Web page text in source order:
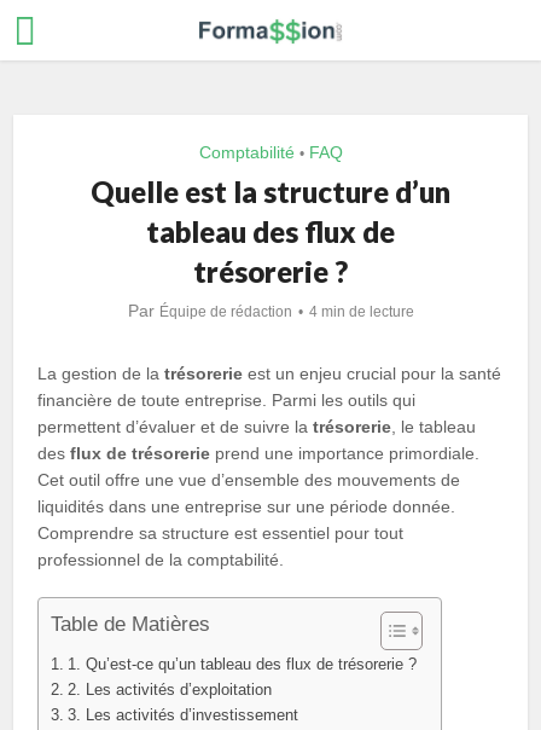
Comptabilité • FAQ
Quelle est la structure d’un
tableau des flux de
trésorerie ?
Par Équipe de rédaction 4 min de lecture
La gestion de latrésorerie est un enjeu crucial pour la santé
financière de toute entreprise. Parmi les outils qui
permettent d’évaluer et de suivre latrésorerie , le tableau
desflux de trésorerie prend une importance primordiale.
Cet outil offre une vue d’ensemble des mouvements de
liquidités dans une entreprise sur une période donnée.
Comprendre sa structure est essentiel pour tout
professionnel de la comptabilité.
Table de Matières
1. Qu’est-ce qu’un tableau des flux de trésorerie ?
2. Les activités d’exploitation
3. Les activités d’investissement